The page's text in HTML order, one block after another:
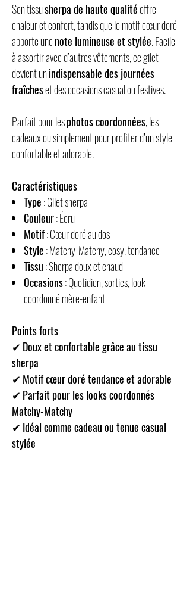
Son tissusherpa de haute qualitéoffre
chaleur et confort, tandis que le motif cœur doré
apporte unenote lumineuse et stylée. Facile
à assortir avec d’autres vêtements, ce gilet
devient unindispensable des journées
fraîcheset des occasions casual ou festives.
Parfait pour lesphotos coordonnées, les
cadeaux ou simplement pour profiter d’un style
confortable et adorable.
Caractéristiques
Type: Gilet sherpa
Couleur: Écru
Motif: Cœur doré au dos
Style: Matchy-Matchy, cosy, tendance
Tissu: Sherpa doux et chaud
Occasions: Quotidien, sorties, look
coordonné mère-enfant
Points forts
✔ Doux et confortable grâce au tissu
sherpa
✔ Motif cœur doré tendance et adorable
✔ Parfait pour les looks coordonnés
Matchy-Matchy
✔ Idéal comme cadeau ou tenue casual
stylée